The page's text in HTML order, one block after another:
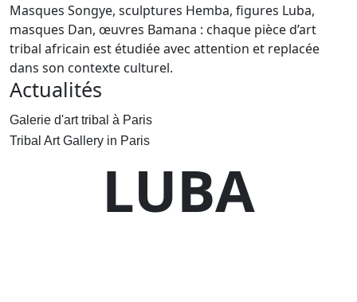
Masques Songye, sculptures Hemba, figures Luba,
masques Dan, œuvres Bamana : chaque pièce d’art
tribal africain est étudiée avec attention et replacée
dans son contexte culturel.
Actualités
Galerie d'art tribal à Paris
Tribal Art Gallery in Paris
LUBA